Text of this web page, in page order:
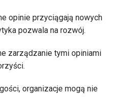
opinie przyciągają nowych
pozwala na rozwój.
zarządzanie tymi opiniami
organizacje mogą nie